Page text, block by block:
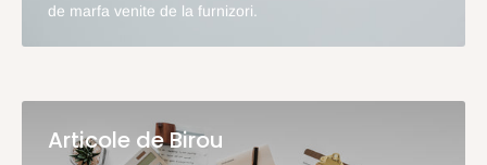
de marfa venite de la furnizori.
Articole de Birou